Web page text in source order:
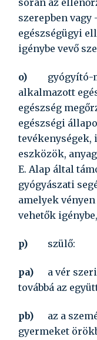
során az
szerepben vagy
egészségügyi
igénybe vevő
o)
gyógyító-
alkalmazott
egészség
egészségi
tevékenységek,
eszközök,
E. Alap által
gyógyászati
amelyek
vehetők igénybe,
p) szülő:
pa)
a vér
továbbá az
pb)
az a
gyermeket